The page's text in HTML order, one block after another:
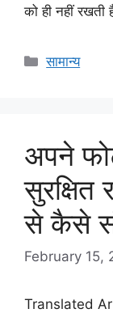
को ही नहीं
Categories
सामान्य
अपने
से कैसे
February 15,
Translated